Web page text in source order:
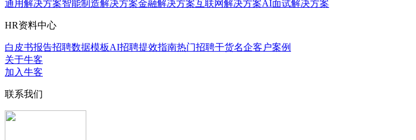
通用解决方案智能制造解决方案金融解决方案互联网解决方案AI面试解决方案
HR资料中心
白皮书报告招聘数据模板AI招聘提效指南热门招聘干货名企客户案例
关于牛客
加入牛客
联系我们